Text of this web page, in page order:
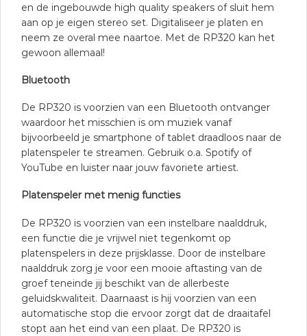
en de ingebouwde high quality speakers of sluit hem
aan op je eigen stereo set. Digitaliseer je platen en
neem ze overal mee naartoe. Met de RP320 kan het
gewoon allemaal!
Bluetooth
De RP320 is voorzien van een Bluetooth ontvanger
waardoor het misschien is om muziek vanaf
bijvoorbeeld je smartphone of tablet draadloos naar de
platenspeler te streamen. Gebruik o.a. Spotify of
YouTube en luister naar jouw favoriete artiest.
Platenspeler met menig functies
De RP320 is voorzien van een instelbare naalddruk,
een functie die je vrijwel niet tegenkomt op
platenspelers in deze prijsklasse. Door de instelbare
naalddruk zorg je voor een mooie aftasting van de
groef teneinde jij beschikt van de allerbeste
geluidskwaliteit. Daarnaast is hij voorzien van een
automatische stop die ervoor zorgt dat de draaitafel
stopt aan het eind van een plaat. De RP320 is